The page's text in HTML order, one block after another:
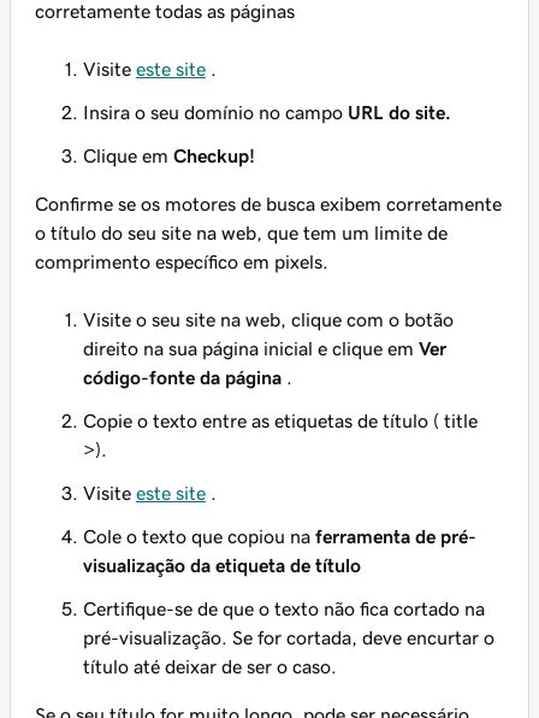
corretamente todas as páginas
Visite este site
Insira o seu domínio no campo URL do site.
Clique em Checkup!
Confirme se os motores de busca exibem corretamente
o título do seu site na web, que tem um limite de
comprimento específico em pixels.
Visite o seu site na web, clique com o botão
direito na sua página inicial e clique em Ver
código-fonte da página
Copie o texto entre as etiquetas de título ( title
>).
Visite este site
Cole o texto que copiou na ferramenta de pré-
visualização da etiqueta de título
Certifique-se de que o texto não fica cortado na
pré-visualização. Se for cortada, deve encurtar o
título até deixar de ser o caso.